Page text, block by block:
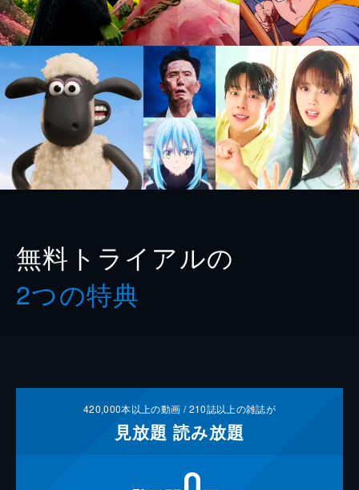
無料トライアルの
2つの特典
420,000本以上の動画 /210誌以上の雑誌が
見放題 読み放題